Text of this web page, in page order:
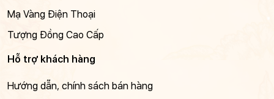
Mạ Vàng Điện Thoại
Tượng Đồng Cao Cấp
Hỗ trợ khách hàng
Hướng dẫn, chính sách bán hàng